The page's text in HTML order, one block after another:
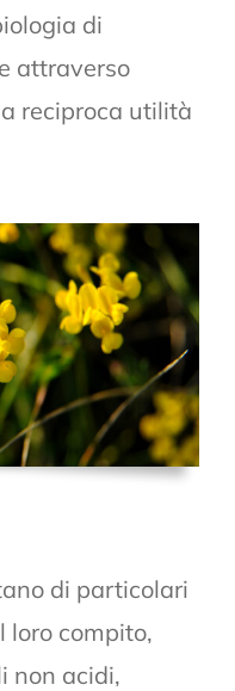
di
attraverso
reciproca utilità
di particolari
loro compito,
non acidi,